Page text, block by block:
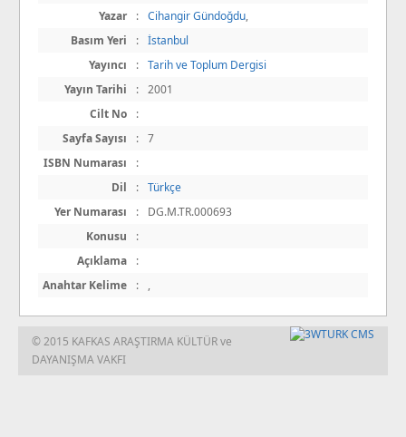
Yazar
: Cihangir Gündoğdu,
Basım Yeri
: İstanbul
Yayıncı
: Tarih ve Toplum Dergisi
Yayın Tarihi
: 2001
Cilt No
:
Sayfa Sayısı
: 7
ISBN Numarası
:
Dil
: Türkçe
Yer Numarası
:
DG.M.TR.000693
Konusu
:
Açıklama
:
Anahtar Kelime
: ,
© 2015 KAFKAS ARAŞTIRMA KÜLTÜR ve
DAYANIŞMA VAKFI